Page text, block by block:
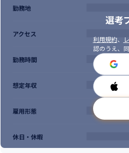
選考
利用規約、
認のうえ、
勤務地
アクセス
勤務時間
想定年収
雇用形態
休日・休暇